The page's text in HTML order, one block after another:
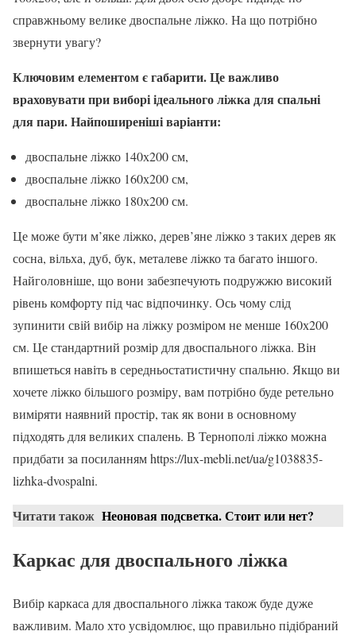
справжньому велике двоспальне ліжко. На що потрібно
звернути увагу?
Ключовим елементом є габарити. Це важливо
враховувати при виборі ідеального ліжка для спальні
для пари. Найпоширеніші варіанти:
двоспальне ліжко 140х200 см,
двоспальне ліжко 160х200 см,
двоспальне ліжко 180х200 см.
Це може бути м’яке ліжко, дерев’яне ліжко з таких дерев як
сосна, вільха, дуб, бук, металеве ліжко та багато іншого.
Найголовніше, що вони забезпечують подружжю високий
рівень комфорту під час відпочинку. Ось чому слід
зупинити свій вибір на ліжку розміром не менше 160х200
см. Це стандартний розмір для двоспального ліжка. Він
впишеться навіть в середньостатистичну спальню. Якщо ви
хочете ліжко більшого розміру, вам потрібно буде ретельно
виміряти наявний простір, так як вони в основному
підходять для великих спалень. В Тернополі ліжко можна
придбати за посиланням https://lux-mebli.net/ua/g1038835-
lizhka-dvospalni.
Читати також Неоновая подсветка. Стоит или нет?
Каркас для двоспального ліжка
Вибір каркаса для двоспального ліжка також буде дуже
важливим. Мало хто усвідомлює, що правильно підібраний